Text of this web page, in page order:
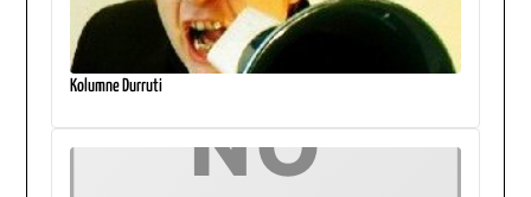
Kolumne Durruti